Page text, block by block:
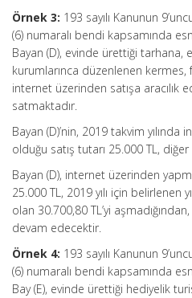
Örnek 3: 193 sayılı Kanunun
(6) numaralı bendi kapsamında
Bayan (D), evinde ürettiği tarhana,
kurumlarınca düzenlenen kermes,
internet üzerinden satışa aracılık
satmaktadır.
Bayan (D)’nin, 2019 takvim
olduğu satış tutarı 25.000 TL,
Bayan (D), internet üzerinden
25.000 TL, 2019 yılı için belirlenen
olan 30.700,80 TL’yi
devam edecektir.
Örnek 4: 193 sayılı Kanunun
(6) numaralı bendi kapsamında
Bay (E), evinde ürettiği hediyelik